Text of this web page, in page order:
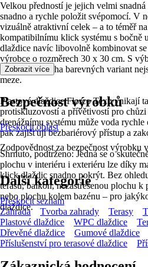
Velkou předností je jejich velmi
snadno a rychle položit svépomocí. V
vizuálně atraktivní celek – a to téměř
kompatibilnímu klick systému s bočně
dlaždice navíc libovolně kombinovat
výrobce o rozměrech 30 x 30 cm. S
designů a mnoha barevných variant
meze.
Plastové dlaždice Florco Tex vynikají
protiskluzovostí a přívětivostí pro
drenážnímu systému může voda
pak zajišťují bezbariérový přístup a
Shrnuto, podtrženo: Jedná se o
plochu v interiéru i exteriéru lze díky
klick dlaždic snadno pokrýt. Bez
terasu, balkon, nezastřešenou plochu k
nebo plochu kolem bazénu – pro
dlaždice.
Zobrazit více
Bezpečnost výrobků
Přeskočit oblast
Zodpovědnost za bezpečnost výrobku
Další kategorie
Přeskočit seznam
Zahrada
Tvorba zahrady Terasy
Plastové dlaždice
WPC dlaždice
Dřevěné dlaždice
Gumové dlaždice
Příslušenství pro terasové dlaždice